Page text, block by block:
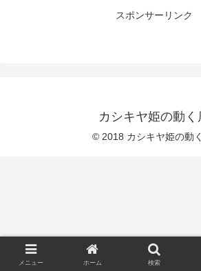
スポンサーリンク
カシキヤ姫の動く
© 2018 カシキヤ姫の動
メニュー ホーム 検索